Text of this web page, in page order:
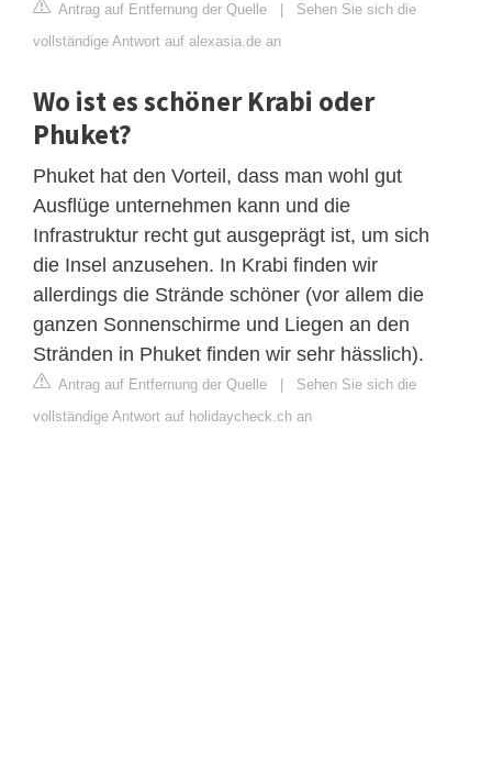
Antrag auf Entfernung der Quelle
Sehen Sie sich die
vollständige Antwort auf alexasia.de an
Wo ist es schöner Krabi oder
Phuket?
Phuket hat den Vorteil, dass man wohl gut
Ausflüge unternehmen kann und die
Infrastruktur recht gut ausgeprägt ist, um sich
die Insel anzusehen. In Krabi finden wir
allerdings die Strände schöner (vor allem die
ganzen Sonnenschirme und Liegen an den
Stränden in Phuket finden wir sehr hässlich).
Antrag auf Entfernung der Quelle
Sehen Sie sich die
vollständige Antwort auf holidaycheck.ch an